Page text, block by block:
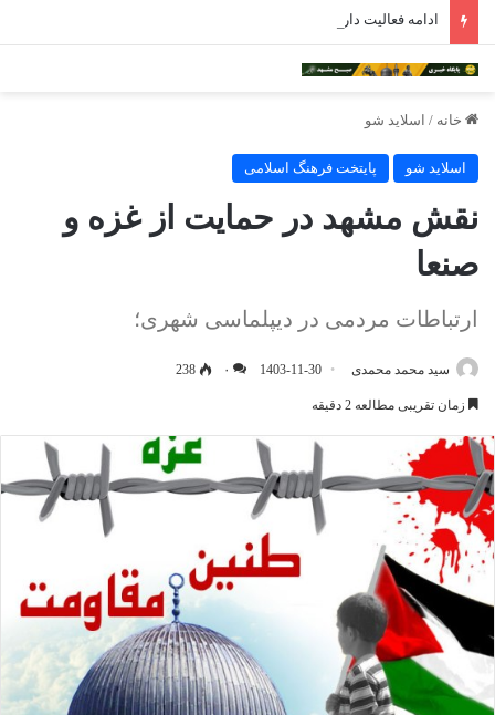
خانه / اسلاید شو
اسلاید شو پایتخت فرهنگ اسلامی
نقش مشهد در حمایت از غزه و
صنعا
ارتباطات مردمی در دیپلماسی شهری؛
سید محمد محمدی 1403-11-30 ۰ 238
زمان تقریبی مطالعه 2 دقیقه